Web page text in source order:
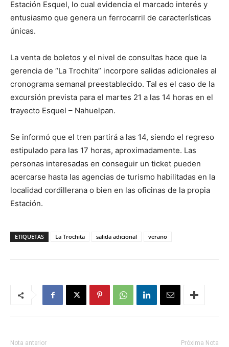
Estación Esquel, lo cual evidencia el marcado interés y
entusiasmo que genera un ferrocarril de características
únicas.
La venta de boletos y el nivel de consultas hace que la
gerencia de “La Trochita” incorpore salidas adicionales al
cronograma semanal preestablecido. Tal es el caso de la
excursión prevista para el martes 21 a las 14 horas en el
trayecto Esquel – Nahuelpan.
Se informó que el tren partirá a las 14, siendo el regreso
estipulado para las 17 horas, aproximadamente. Las
personas interesadas en conseguir un ticket pueden
acercarse hasta las agencias de turismo habilitadas en la
localidad cordillerana o bien en las oficinas de la propia
Estación.
ETIQUETAS La Trochita salida adicional verano
Nota anterior Próxima Nota